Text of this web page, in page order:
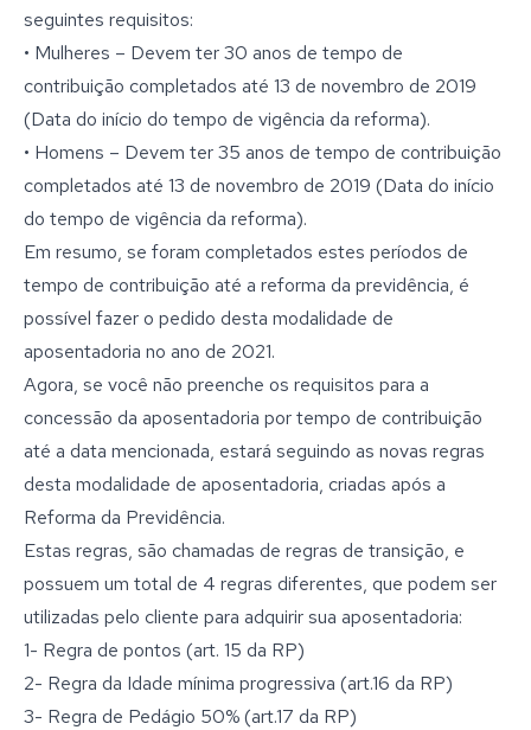
seguintes requisitos:
• Mulheres – Devem ter 30 anos de tempo de
contribuição completados até 13 de novembro de 2019
(Data do início do tempo de vigência da reforma).
• Homens – Devem ter 35 anos de tempo de contribuição
completados até 13 de novembro de 2019 (Data do início
do tempo de vigência da reforma).
Em resumo, se foram completados estes períodos de
tempo de contribuição até a reforma da previdência, é
possível fazer o pedido desta modalidade de
aposentadoria no ano de 2021.
Agora, se você não preenche os requisitos para a
concessão da aposentadoria por tempo de contribuição
até a data mencionada, estará seguindo as novas regras
desta modalidade de aposentadoria, criadas após a
Reforma da Previdência.
Estas regras, são chamadas de regras de transição, e
possuem um total de 4 regras diferentes, que podem ser
utilizadas pelo cliente para adquirir sua aposentadoria:
1- Regra de pontos (art. 15 da RP)
2- Regra da Idade mínima progressiva (art.16 da RP)
3- Regra de Pedágio 50% (art.17 da RP)